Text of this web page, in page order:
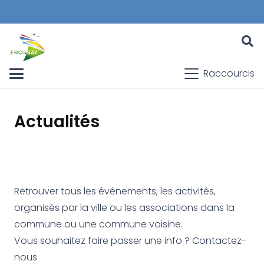
Raccourcis
Actualités
Retrouver tous les événements, les activités,
organisés par la ville ou les associations dans la
commune ou une commune voisine.
Vous souhaitez faire passer une info ? Contactez-
nous